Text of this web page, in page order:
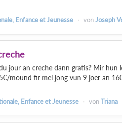
Enfance et Jeunesse vonJoseph
jour an creche dann gratis? Mir hun
mound fir mei jong vun 9 joer an
Enfance et Jeunesse vonTriana